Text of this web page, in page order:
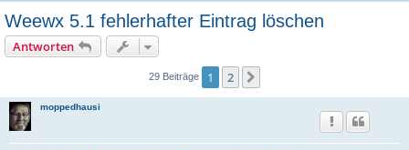
Weewx 5.1 fehlerhafter Eintrag löschen
Antworten
29 Beiträge 1 2
moppedhausi